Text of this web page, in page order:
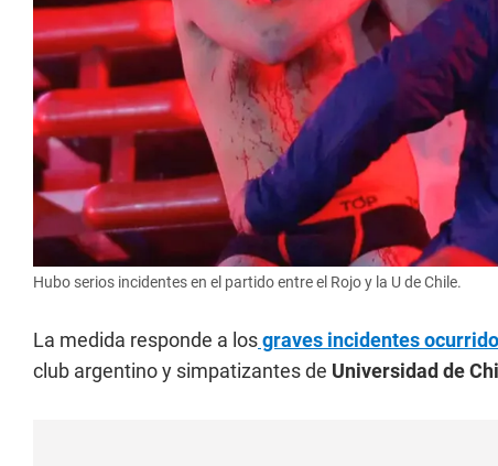
Hubo serios incidentes en el partido entre el Rojo y la U de Chile.
La medida responde a losgraves incidentes
club argentino y simpatizantes de Universidad de